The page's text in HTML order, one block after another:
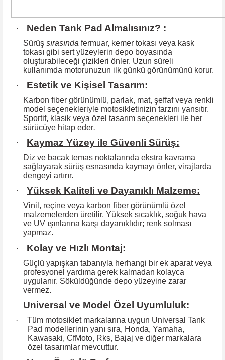
· Neden Tank Pad Almalısınız? :
Sürüş sırasında fermuar, kemer tokası veya kask
tokası gibi sert yüzeylerin depo boyasında
oluşturabileceği çizikleri önler. Uzun süreli
kullanımda motorunuzun ilk günkü görünümünü korur.
· Estetik ve Kişisel Tasarım:
Karbon fiber görünümlü, parlak, mat, şeffaf veya renkli
model seçenekleriyle motosikletinizin tarzını yansıtır.
Sportif, klasik veya özel tasarım seçenekleri ile her
sürücüye hitap eder.
· Kaymaz Yüzey ile Güvenli Sürüş:
Diz ve bacak temas noktalarında ekstra kavrama
sağlayarak sürüş esnasında kaymayı önler, virajlarda
dengeyi artırır.
· Yüksek Kaliteli ve Dayanıklı Malzeme:
Vinil, reçine veya karbon fiber görünümlü özel
malzemelerden üretilir. Yüksek sıcaklık, soğuk hava
ve UV ışınlarına karşı dayanıklıdır; renk solması
yapmaz.
· Kolay ve Hızlı Montaj:
Güçlü yapışkan tabanıyla herhangi bir ek aparat veya
profesyonel yardıma gerek kalmadan kolayca
uygulanır. Söküldüğünde depo yüzeyine zarar
vermez.
Universal ve Model Özel Uyumluluk:
·
Tüm motosiklet markalarına uygun Universal Tank
Pad modellerinin yanı sıra, Honda, Yamaha,
Kawasaki, CfMoto, Rks, Bajaj ve diğer markalara
özel tasarımlar mevcuttur.